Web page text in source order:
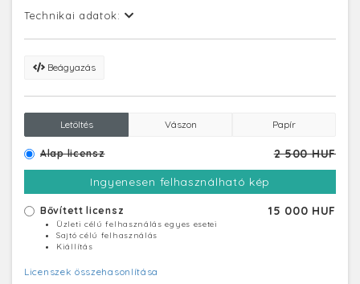
Technikai adatok:
Beágyazás
Letöltés Vászon Papír
Alap licensz
2 500 HUF
Ingyenesen felhasználható kép
Bővített licensz 15 000 HUF
Üzleti célú felhasználás egyes esetei
Sajtó célú felhasználás
Kiállítás
Licenszek összehasonlítása